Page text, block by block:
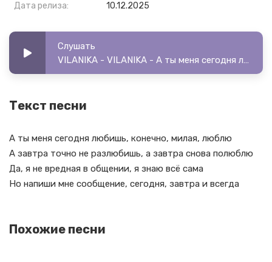
Дата релиза:
10.12.2025
Слушать
VILANIKA - VILANIKA - А ты меня сегодня любишь
Текст песни
А ты меня сегодня любишь, конечно, милая, люблю
А завтра точно не разлюбишь, а завтра снова полюблю
Да, я не вредная в общении, я знаю всё сама
Но напиши мне сообщение, сегодня, завтра и всегда
Похожие песни